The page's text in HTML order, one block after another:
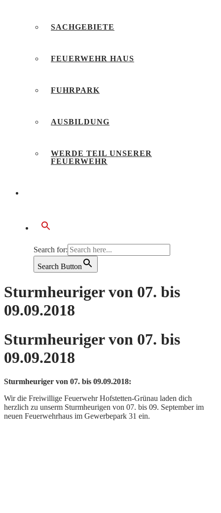
SACHGEBIETE
FEUERWEHR HAUS
FUHRPARK
AUSBILDUNG
WERDE TEIL UNSERER
FEUERWEHR
Search for:
Search Button
Sturmheuriger von 07. bis
09.09.2018
Sturmheuriger von 07. bis
09.09.2018
Sturmheuriger von 07. bis 09.09.2018:
Wir die Freiwillige Feuerwehr Hofstetten-Grünau laden dich
herzlich zu unserm Sturmheurigen von 07. bis 09. September im
neuen Feuerwehrhaus im Gewerbepark 31 ein.